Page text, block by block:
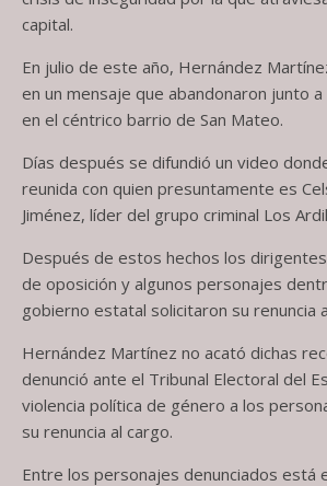
capital.
En julio de este año, Hernández
en un mensaje que abandonaron junto
en el céntrico barrio de San Mateo.
Días después se difundió un video
reunida con quien presuntamente es
Jiménez, líder del grupo criminal Los
Después de estos hechos los
de oposición y algunos personajes
gobierno estatal solicitaron su renuncia
Hernández Martínez no acató dichas
denunció ante el Tribunal Electoral del
violencia política de género a los
su renuncia al cargo.
Entre los personajes denunciados está